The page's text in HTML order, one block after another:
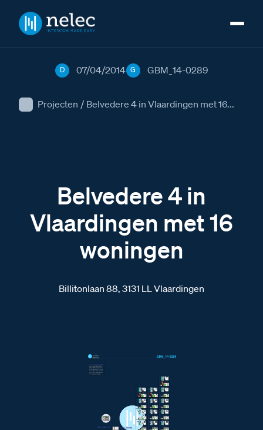
Projecten / Belvedere 4 in Vlaardingen met 16...
D 07/04/2014 G GBM_14-0289
Belvedere 4 in
Vlaardingen met 16
woningen
Billitonlaan 88, 3131 LL Vlaardingen